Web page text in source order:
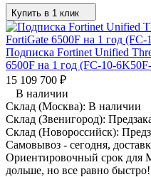
Купить в 1 клик
Подписка Fortinet Unified
6500F на 1 год (FC-10-
15 109 700 ₽
В наличии
Склад (Москва): В наличии
Склад (Звенигород):
Склад (Новороссийск):
Самовывоз - сегодня,
Ориентировочный срок
дольше, но все равно быстро!